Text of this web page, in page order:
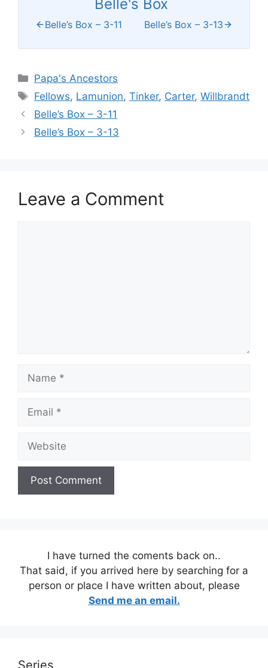
Belle's Box
Belle’s Box – 3-11 Belle’s Box – 3-13
Categories
Papa's Ancestors
Tags
Fellows, Lamunion,Tinker, Carter,Willbrandt
Belle’s Box – 3-11
Belle’s Box – 3-13
Leave a Comment
I have turned the coments back on..
That said, if you arrived here by searching for a
person or place I have written about, please
Send me an email.
Series